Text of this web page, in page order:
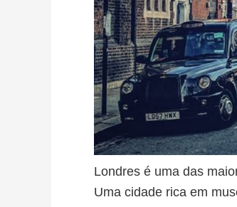
Londres é uma das
Uma cidade rica em